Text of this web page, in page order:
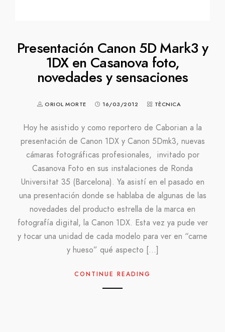
Presentación Canon 5D Mark3 y
1DX en Casanova foto,
novedades y sensaciones
ORIOL MORTE 16/03/2012 TÈCNICA
Hoy he asistido y como reportero de Caborian a la
presentación de Canon 1DX y Canon 5Dmk3, nuevas
cámaras fotográficas profesionales, invitado por
Casanova Foto en sus instalaciones de Ronda
Universitat 35 (Barcelona). Ya asistí en el pasado en
una presentación donde se hablaba de algunas de las
novedades del producto estrella de la marca en
fotografía digital, la Canon 1DX. Esta vez ya pude ver
y tocar una unidad de cada modelo para ver en “carne
y hueso” qué aspecto […]
CONTINUE READING